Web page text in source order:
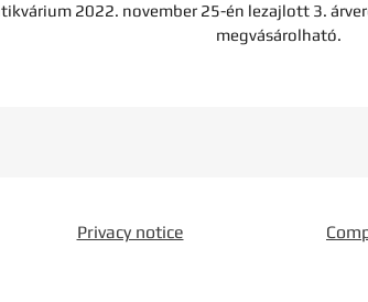
2022. november 25-én lezajlott 3.
megvásárolható.
Privacy notice